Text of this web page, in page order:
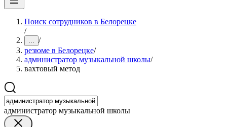
Поиск сотрудников в Белорецке
/
... /
резюме в Белорецке/
администратор музыкальной школы/
вахтовый метод
администратор музыкальной школы